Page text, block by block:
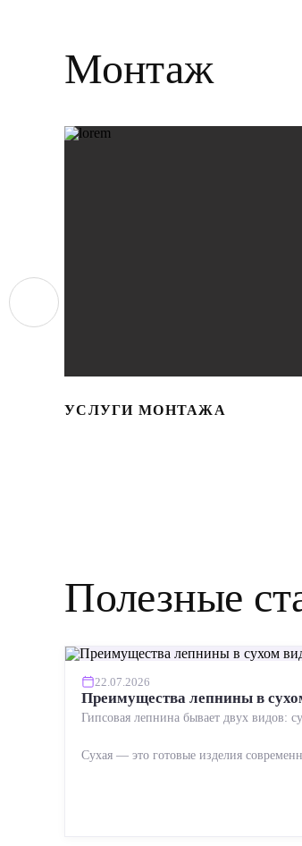
Монтаж
УСЛУГИ МОНТАЖА
Полезные
22.07.2026
Преимущества лепнины в
Гипсовая лепнина бывает двух видов:
Сухая — это готовые изделия